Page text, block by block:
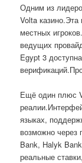
Одним из
Volta
местных
ведущих
Egypt 3
Ещё один плюс
языках,
возможно
Bank, Halyk
реальные